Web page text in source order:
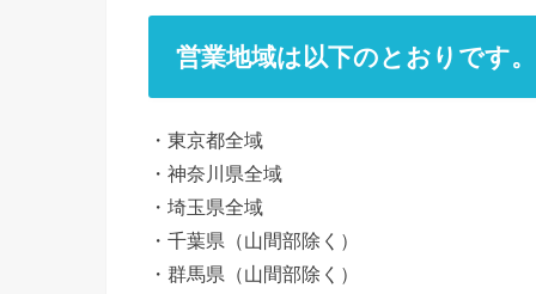
営業地域は以下のとおりです。
・東京都全域
・神奈川県全域
・埼玉県全域
・千葉県（山間部除く）
・群馬県（山間部除く）